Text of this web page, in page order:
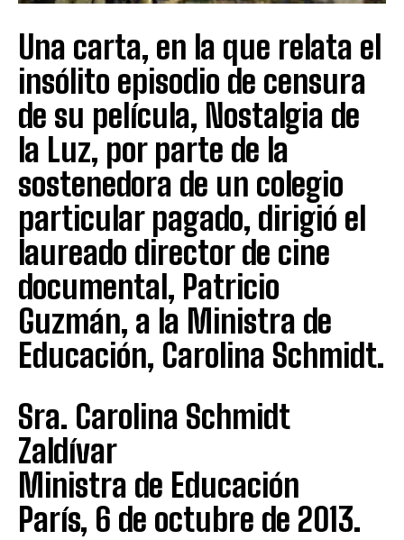
Una carta, en la que relata el
insólito episodio de censura
de su película, Nostalgia de
la Luz, por parte de la
sostenedora de un colegio
particular pagado, dirigió el
laureado director de cine
documental, Patricio
Guzmán, a la Ministra de
Educación, Carolina Schmidt.
Sra. Carolina Schmidt
Zaldívar
Ministra de Educación
París, 6 de octubre de 2013.